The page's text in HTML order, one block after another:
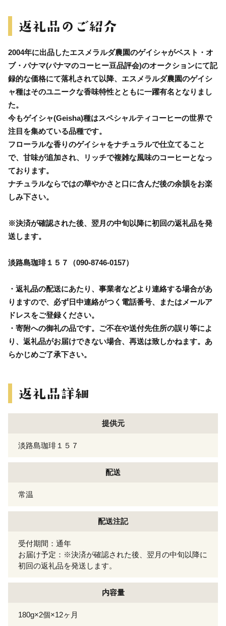
2004年に出品したエスメラルダ農園のゲイシャがベスト・オ
ブ・パナマ(パナマのコーヒー豆品評会)のオークションにて記
録的な価格にて落札されて以降、エスメラルダ農園のゲイシ
ャ種はそのユニークな香味特性とともに一躍有名となりまし
た。
今もゲイシャ(Geisha)種はスペシャルティコーヒーの世界で
注目を集めている品種です。
フローラルな香りのゲイシャをナチュラルで仕立てること
で、甘味が追加され、リッチで複雑な風味のコーヒーとなっ
ております。
ナチュラルならではの華やかさと口に含んだ後の余韻をお楽
しみ下さい。
※決済が確認された後、翌月の中旬以降に初回の返礼品を発
送します。
淡路島珈琲１５７（090-8746-0157）
・返礼品の配送にあたり、事業者などより連絡する場合があ
りますので、必ず日中連絡がつく電話番号、またはメールア
ドレスをご登録ください。
・寄附への御礼の品です。ご不在や送付先住所の誤り等によ
り、返礼品がお届けできない場合、再送は致しかねます。あ
らかじめご了承下さい。
提供元
淡路島珈琲１５７
配送
常温
配送注記
受付期間：通年
お届け予定：※決済が確認された後、翌月の中旬以降に
初回の返礼品を発送します。
内容量
180g×2個×12ヶ月